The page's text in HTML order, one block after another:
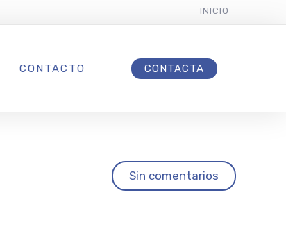
INICIO
CONTACTO CONTACTA
Sin comentarios